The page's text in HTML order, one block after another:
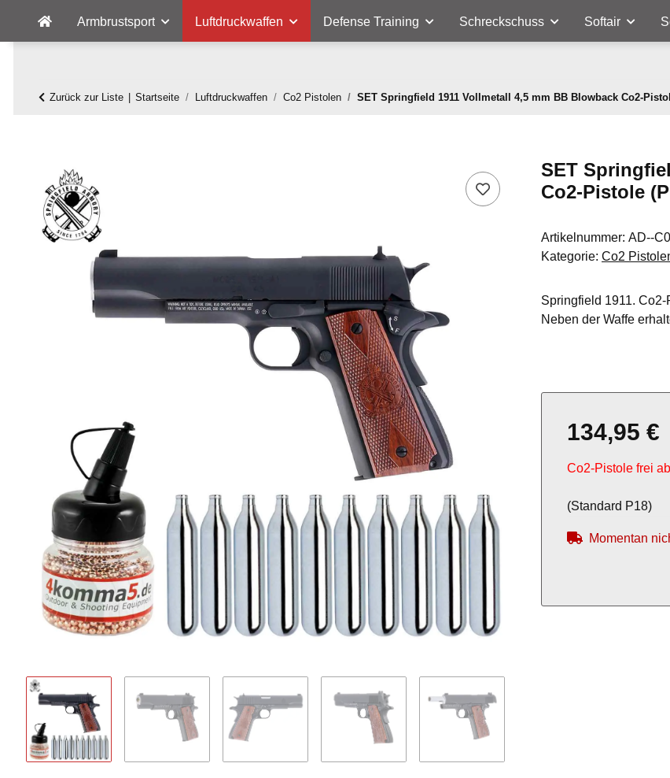
Armbrustsport Luftdruckwaffen Defense Training Schreckschuss Softair
Zurück zur Liste Startseite Luftdruckwaffen Co2 Pistolen SET Springfield 1911 Vollmetall 4,5 mm BB Blowback Co2-
SET
Co2-Pistole
Artikelnummer: AD--
Kategorie: Co2
Springfield 1911.
Neben der Waffe
134,95 €
Co2-Pistole frei
(Standard P18)
Momentan